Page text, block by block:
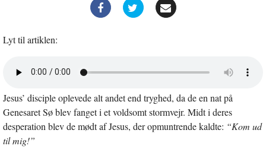
Lyt til artiklen:
nyt
vindue
Jesus’ disciple oplevede alt andet end tryghed, da de en nat på
Genesaret Sø blev fanget i et voldsomt stormvejr. Midt i deres
desperation blev de mødt af Jesus, der opmuntrende kaldte: “Kom ud
til mig!”